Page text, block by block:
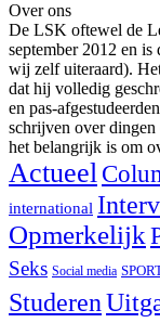
Over ons
De LSK oftewel de
september 2012 en
wij zelf uiteraard).
dat hij volledig
en pas-
schrijven over
het belangrijk is om
Actueel
international
Opmerkelijk
Seks Social media
Studeren